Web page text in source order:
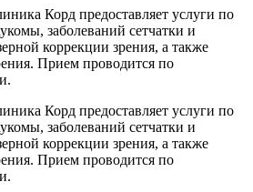
Корд предоставляет услуги по
заболеваний сетчатки и
коррекции зрения, а также
Прием проводится по
Корд предоставляет услуги по
заболеваний сетчатки и
коррекции зрения, а также
Прием проводится по